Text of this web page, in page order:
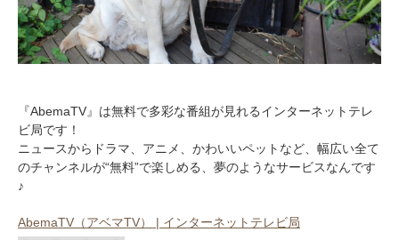
『AbemaTV』は無料で多彩な番組が見れるインターネットテレ
ビ局です！
ニュースからドラマ、アニメ、かわいいペットなど、幅広い全て
のチャンネルが“無料”で楽しめる、夢のようなサービスなんです
♪
AbemaTV（アベマTV） | インターネットテレビ局